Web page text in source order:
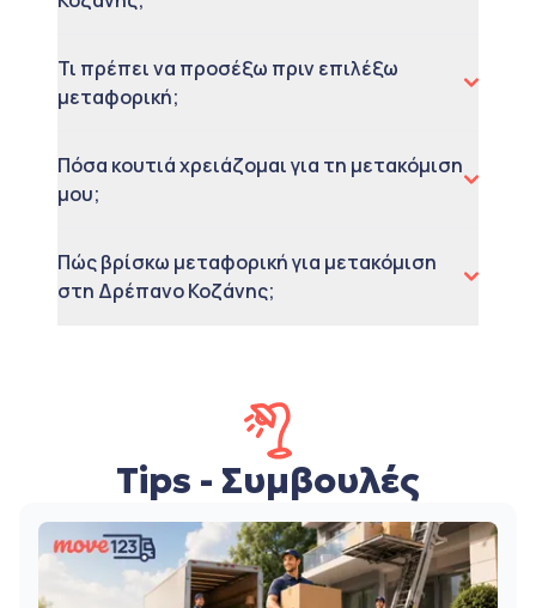
Τι πρέπει να προσέξω πριν επιλέξω
μεταφορική;
Πόσα κουτιά χρειάζομαι για τη μετακόμιση
μου;
Πώς βρίσκω μεταφορική για μετακόμιση
στη Δρέπανο Κοζάνης;
Tips - Συμβουλές